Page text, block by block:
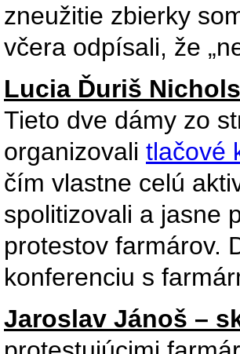
zneužitie zbierky
včera odpísali, že
Lucia Ďuriš
Tieto dve dámy zo
organizovali tlačové
čím vlastne celú
spolitizovali a jasne
protestov farmárov.
konferenciu s
Jaroslav Jánoš –